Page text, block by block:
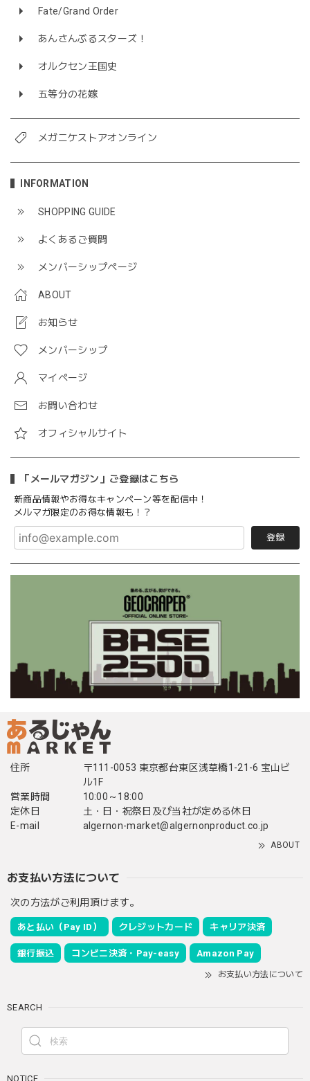
Fate/Grand Order
あんさんぶるスターズ！
オルクセン王国史
五等分の花嫁
メガニケストアオンライン
INFORMATION
SHOPPING GUIDE
よくあるご質問
メンバーシップページ
ABOUT
お知らせ
メンバーシップ
マイページ
お問い合わせ
オフィシャルサイト
「メールマガジン」ご登録はこちら
新商品情報やお得なキャンペーン等を配信中！
メルマガ限定のお得な情報も！？
登録
住所
〒111-0053 東京都台東区浅草橋1-21-6 宝山ビ
ル1F
営業時間
10:00～18:00
定休日
土・日・祝祭日及び当社が定める休日
E-mail
algernon-market@algernonproduct.co.jp
ABOUT
お支払い方法について
次の方法がご利用頂けます。
あと払い（Pay ID） クレジットカード キャリア決済
銀行振込 コンビニ決済・Pay-easy Amazon Pay
お支払い方法について
SEARCH
NOTICE